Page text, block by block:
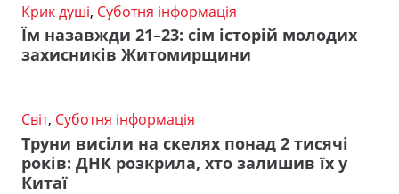
Крик душі, Суботня інформація
Їм назавжди 21–23: сім історій молодих
захисників Житомирщини
Світ, Суботня інформація
Труни висіли на скелях понад 2 тисячі
років: ДНК розкрила, хто залишив їх у
Китаї